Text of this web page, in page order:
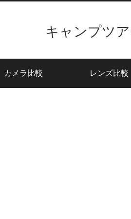
キャンプツ
カメラ比較 レンズ比較